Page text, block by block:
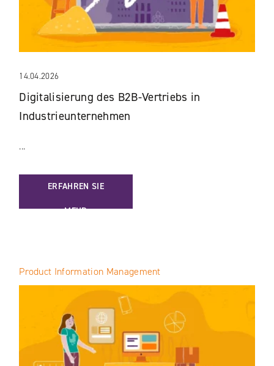
14.04.2026
Digitalisierung des B2B-Vertriebs in
Industrieunternehmen
...
ERFAHREN SIE
MEHR
: DIGITALISIERUNG DES B2B-VERTRIEBS IN
Product Information Management